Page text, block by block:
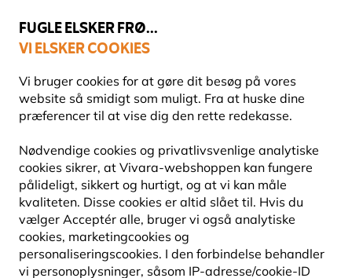
FUGLE ELSKER FRØ...
VI ELSKER COOKIES
Vi bruger cookies for at gøre dit besøg på vores
website så smidigt som muligt. Fra at huske dine
præferencer til at vise dig den rette redekasse.
Nødvendige cookies og privatlivsvenlige analytiske
cookies sikrer, at Vivara-webshoppen kan fungere
pålideligt, sikkert og hurtigt, og at vi kan måle
kvaliteten. Disse cookies er altid slået til. Hvis du
vælger Acceptér alle, bruger vi også analytiske
cookies, marketingcookies og
personaliseringscookies. I den forbindelse behandler
vi personoplysninger, såsom IP-adresse/cookie-ID
Fri fragt over 499 kr.